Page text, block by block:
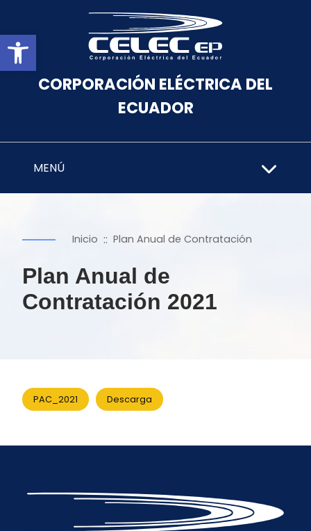
Abrir barra de herramientas
CORPORACIÓN ELÉCTRICA DEL
ECUADOR
MENÚ
Inicio :: Plan Anual de Contratación
Plan Anual de
Contratación 2021
PAC_2021 Descarga